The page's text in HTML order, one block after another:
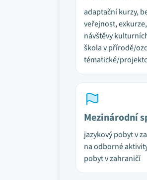
adaptační kurzy,
veřejnost,
návštěvy
škola v přírodě/
tématické/
Mezinárodní
jazykový pobyt v
na odborné
pobyt v zahraničí